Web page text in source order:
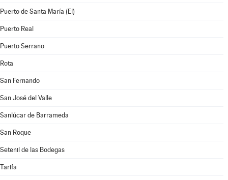
Puerto de Santa María (El)
Puerto Real
Puerto Serrano
Rota
San Fernando
San José del Valle
Sanlúcar de Barrameda
San Roque
Setenil de las Bodegas
Tarifa